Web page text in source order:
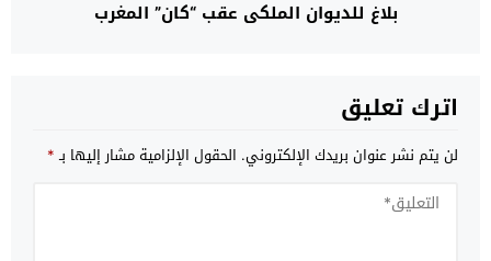
بلاغ للديوان الملكي عقب “كان” المغرب
اترك تعليق
لن يتم نشر عنوان بريدك الإلكتروني. الحقول الإلزامية مشار إليها بـ*